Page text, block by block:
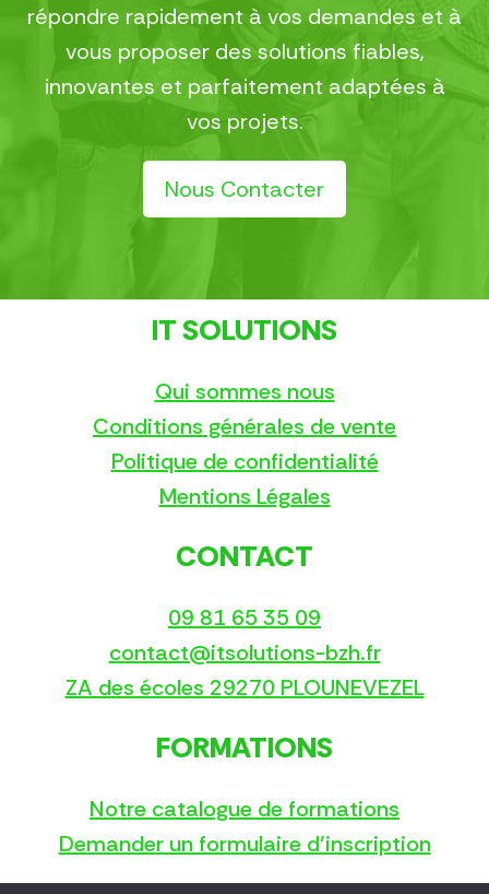
répondre rapidement à vos demandes et à
vous proposer des solutions fiables,
innovantes et parfaitement adaptées à
vos projets.
Nous Contacter
IT SOLUTIONS
Qui sommes nous
Conditions générales de vente
Politique de confidentialité
Mentions Légales
CONTACT
09 81 65 35 09
contact@itsolutions-bzh.fr
ZA des écoles 29270 PLOUNEVEZEL
FORMATIONS
Notre catalogue de formations
Demander un formulaire d’inscription